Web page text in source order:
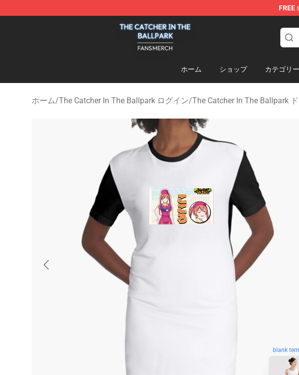
FREE
The Catcher In The Ballpark Shop - Official The Catcher In The Ballpark
ホーム ショップ カテゴリ
ホーム/The Catcher In The Ballpark ログイン/The Catcher In The Ballpark
blank